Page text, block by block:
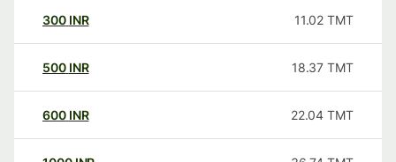
300 INR 11.02 TMT
500 INR 18.37 TMT
600 INR 22.04 TMT